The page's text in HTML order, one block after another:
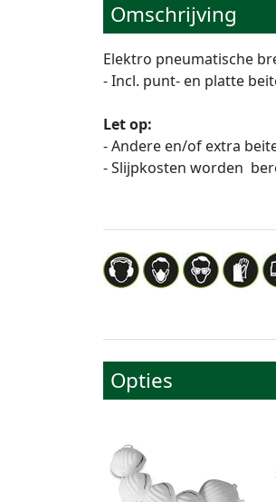
Omschrijving
Elektro pneumatische
- Incl. punt- en platte
Let op:
- Andere en/of extra
- Slijpkosten worden
Opties